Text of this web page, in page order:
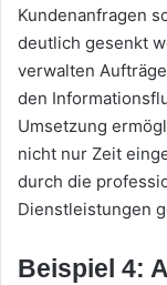
Kundenanfragen
deutlich gesenkt
verwalten
den
Umsetzung
nicht nur Zeit
durch die
Dienstleistungen
Beispiel 4: